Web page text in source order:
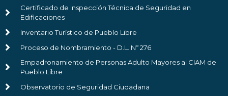
Certificado de Inspección Técnica de Seguridad en
Edificaciones
Inventario Turístico de Pueblo Libre
Proceso de Nombramiento - D.L. Nº 276
Empadronamiento de Personas Adulto Mayores al CIAM de
Pueblo Libre
Observatorio de Seguridad Ciudadana